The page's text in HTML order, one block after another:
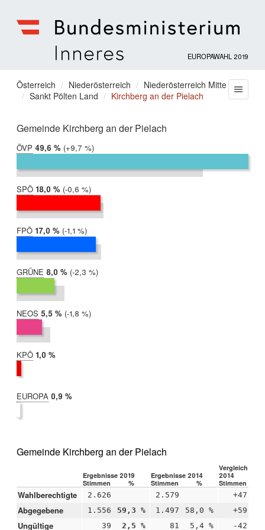
für
Inneres
EUROPAWAHL 2019
Sie
befinden
hier:
Österreich Niederösterreich
Niederösterreich Mitte
Sankt Pölten Land
Kirchberg an der Pielach
Gemeinde Kirchberg an der Pielach
ÖVP 2019:
49,6 %
2014:
39,9 %
Differenz:
+9,7 %
SPÖ 2019:
18,0 %
2014:
18,6 %
Differenz:
-0,6 %
FPÖ 2019:
17,0 %
2014:
18,1 %
Differenz:
-1,1 %
GRÜNE 2019:
8,0 %
2014:
10,3 %
Differenz:
-2,3 %
NEOS 2019:
5,5 %
2014:
7,3 %
Differenz:
-1,8 %
KPÖ 2019:
1,0 %
EUROPA 2019:
0,9 %
Gemeinde Kirchberg an der Pielach
Ergebnisse 2019 Ergebnisse 2014
Vergleich
2014
Stimmen
% Stimmen % Stimmen
Wahlberechtigte 2.626 2.579 +47
Abgegebene 1.556 59,3 % 1.497 58,0 % +59
Ungültige 39 2,5 % 81 5,4 % -42